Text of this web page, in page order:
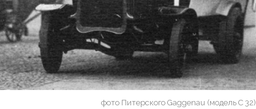
фото Питерского Gaggenau (модель С 32)